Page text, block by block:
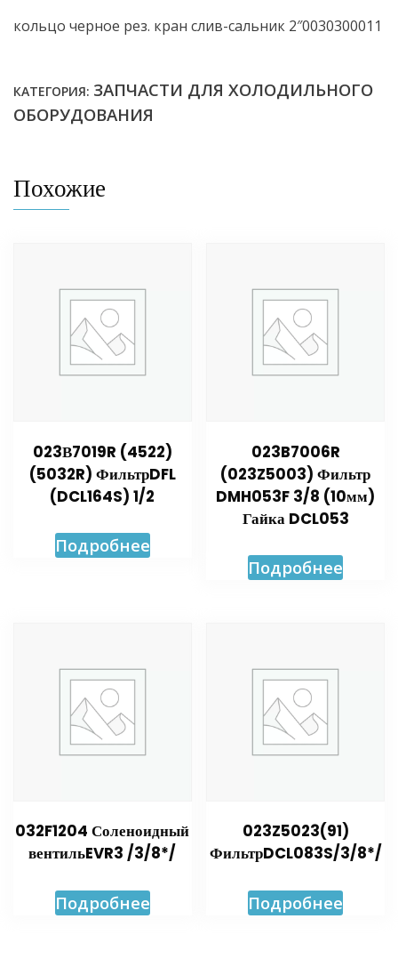
кольцо черное рез. кран слив-сальник 2″0030300011
КАТЕГОРИЯ: ЗАПЧАСТИ ДЛЯ ХОЛОДИЛЬНОГО
ОБОРУДОВАНИЯ
Похожие
023В7019R (4522)
(5032R) ФильтрDFL
(DCL164S) 1/2
Подробнее
023B7006R
(023Z5003) Фильтр
DMH053F 3/8 (10мм)
Гайка DCL053
Подробнее
032F1204 Соленоидный
вентильEVR3 /3/8*/
Подробнее
023Z5023(91)
ФильтрDCL083S/3/8*/
Подробнее